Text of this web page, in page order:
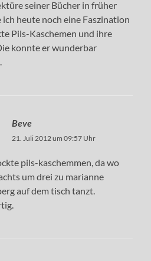
seiner Bücher in früher
ich heute noch eine Faszination
Pils-Kaschemen und ihre
konnte er wunderbar
Beve
21. Juli 2012 um 09:57 Uhr
pils-kaschemmen, da wo
um drei zu marianne
auf dem tisch tanzt.